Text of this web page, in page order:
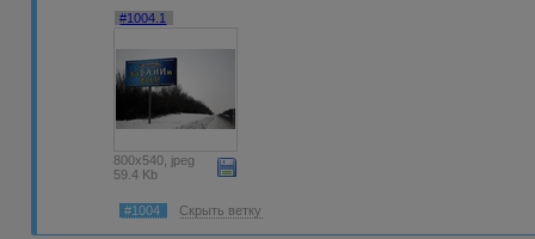
#1004.1
800x540, jpeg
59.4 Kb
#1004 Скрыть ветку